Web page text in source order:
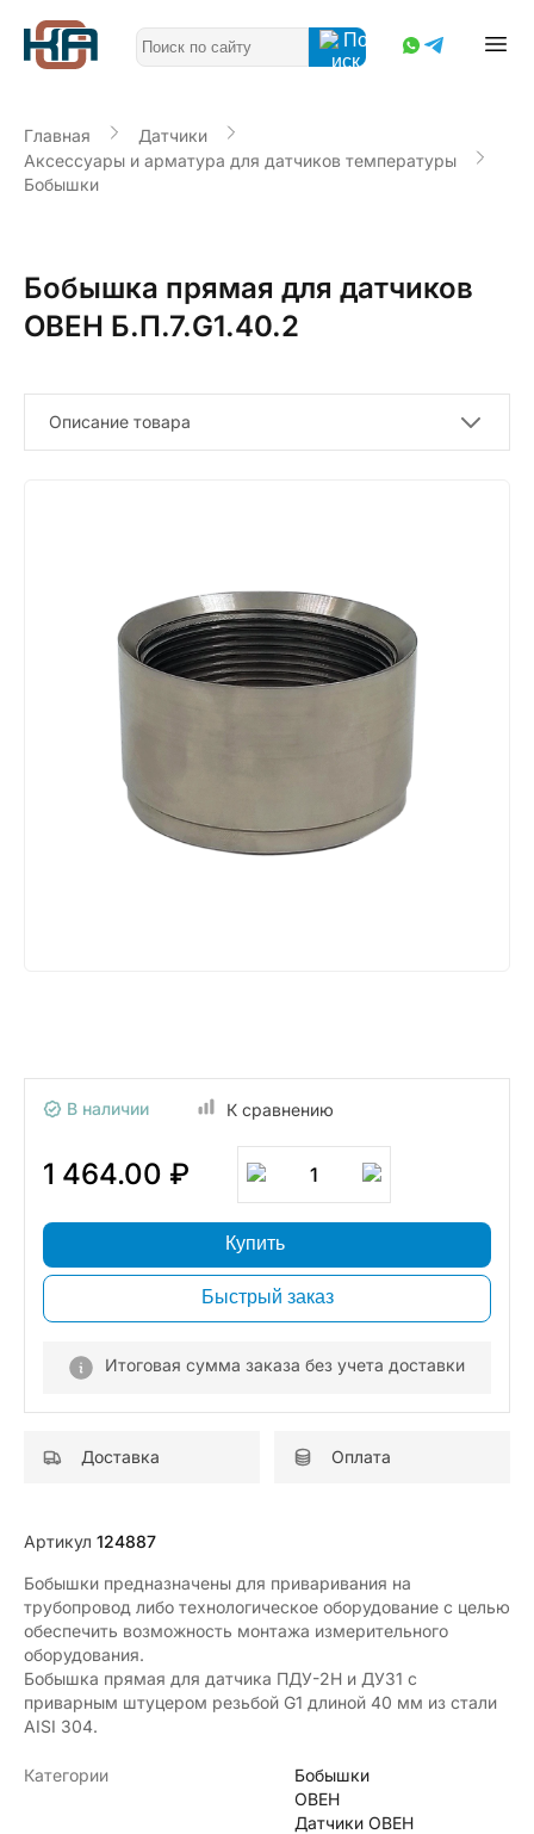
Главная
Датчики
Аксессуары и арматура для датчиков температуры
Бобышки
Бобышка прямая для датчиков
ОВЕН Б.П.7.G1.40.2
Описание товара
В наличии К сравнению
1 464.00 ₽ 1
Купить
Быстрый заказ
Итоговая сумма заказа без учета доставки
Доставка Оплата
Артикул 124887
Бобышки предназначены для приваривания на
трубопровод либо технологическое оборудование с целью
обеспечить возможность монтажа измерительного
оборудования.
Бобышка прямая для датчика ПДУ-2Н и ДУ31 с
приварным штуцером резьбой G1 длиной 40 мм из стали
AISI 304.
Категории
Бобышки
ОВЕН
Датчики ОВЕН